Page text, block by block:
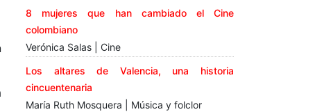
8 mujeres que han cambiado el Cine
colombiano
Verónica Salas | Cine
Los altares de Valencia, una historia
cincuentenaria
María Ruth Mosquera | Música y folclor